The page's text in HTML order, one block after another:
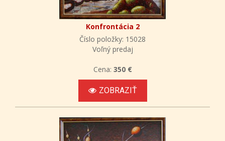
Konfrontácia 2
Číslo položky: 15028
Voľný predaj
Cena: 350 €
ZOBRAZIŤ